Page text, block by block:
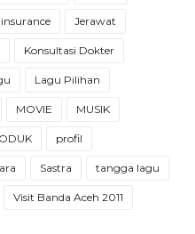
insurance Jerawat
Konsultasi Dokter
Lagu Pilihan
MOVIE MUSIK
profil
Sastra tangga lagu
Visit Banda Aceh 2011